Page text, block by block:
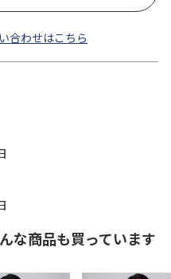
合わせはこちら
な商品も買っています